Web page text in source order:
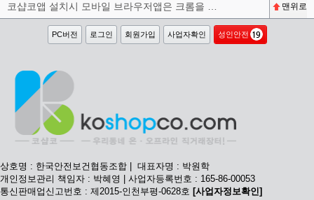
맨위로
PC버전 로그인 회원가입 사업자확인 성인안전
상호명 : 한국안전보건협동조합 | 대표자명 : 박원학
개인정보관리 책임자 : 박혜영 | 사업자등록번호 : 165-86-00053
통신판매업신고번호 : 제2015-인천부평-0628호 [사업자정보확인]